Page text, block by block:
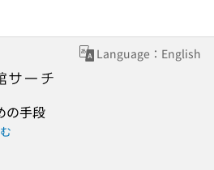
Language：English
の手段